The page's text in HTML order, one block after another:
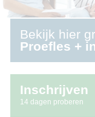
Bekijk hier
Proefles +
Inschrijven
14 dagen proberen